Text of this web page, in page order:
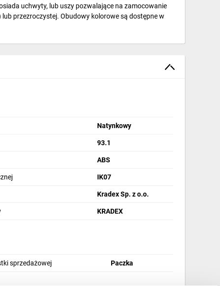
uchwyty, lub uszy pozwalające na zamocowanie
przezroczystej. Obudowy kolorowe są dostępne w
Natynkowy
93.1
ABS
IK07
Kradex Sp. z o.o.
KRADEX
sprzedażowej Paczka